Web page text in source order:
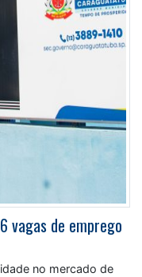
vagas de emprego
no mercado de